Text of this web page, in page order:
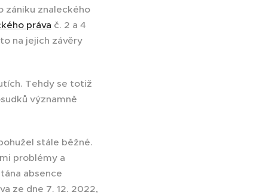
zániku znaleckého
práva č. 2 a 4
na jejich závěry
Tehdy se totiž
významně
stále běžné.
problémy a
absence
ze dne 7. 12. 2022,